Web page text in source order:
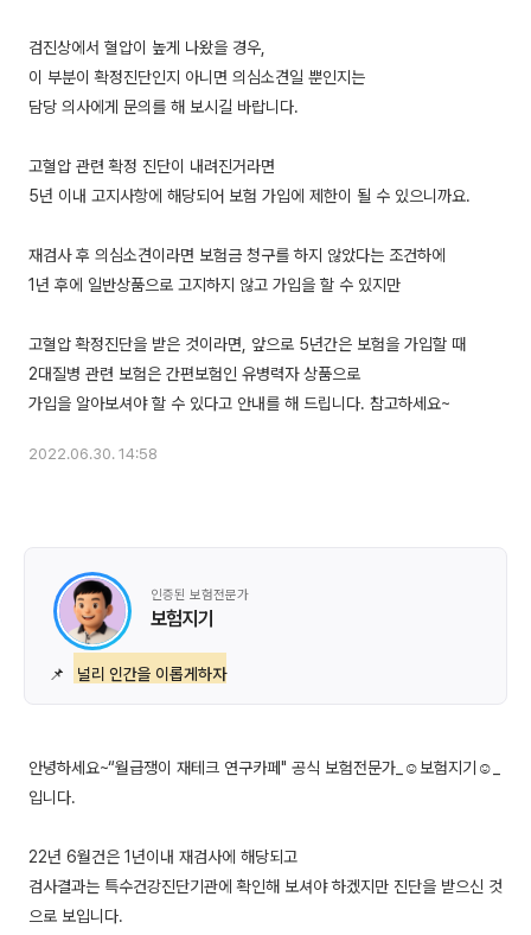
검진상에서 혈압이 높게 나왔을 경우,
이 부분이 확정진단인지 아니면 의심소견일 뿐인지는
담당 의사에게 문의를 해 보시길 바랍니다.
고혈압 관련 확정 진단이 내려진거라면
5년 이내 고지사항에 해당되어 보험 가입에 제한이 될 수 있으니까요.
재검사 후 의심소견이라면 보험금 청구를 하지 않았다는 조건하에
1년 후에 일반상품으로 고지하지 않고 가입을 할 수 있지만
고혈압 확정진단을 받은 것이라면, 앞으로 5년간은 보험을 가입할 때
2대질병 관련 보험은 간편보험인 유병력자 상품으로
2022.06.30. 14:58
인증된 보험전문가
보험지기
📌 널리 인간을 이롭게하자
안녕하세요~“월급쟁이 재테크 연구카페" 공식 보험전문가_☺보험지기☺_
입니다.
22년 6월건은 1년이내 재검사에 해당되고
검사결과는 특수건강진단기관에 확인해 보셔야 하겠지만 진단을 받으신 것
으로 보입니다.